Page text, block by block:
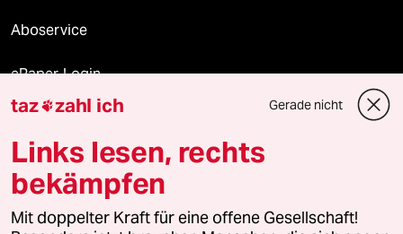
Aboservice
ePaper Login
Downloads für Abonnierende
© 2026 taz Verlags und Vertriebs GmbH
Alle Rechte vorbehalten. Bei rechtlichen Fragen oder für Genehmigungen
wenden Sie sich bitte an
lizenzen@taz.de
taz zahl ich Gerade nicht
Links lesen, rechts
bekämpfen
Mit doppelter Kraft für eine offene Gesellschaft!